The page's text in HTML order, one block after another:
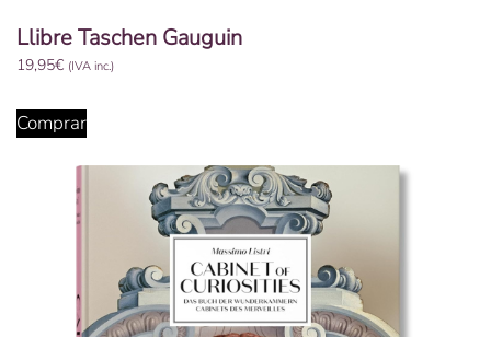
Llibre Taschen Gauguin
19,95€ (IVA inc.)
Comprar